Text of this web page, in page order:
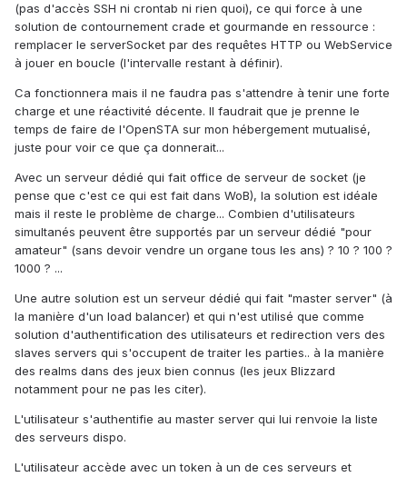
(pas d'accès SSH ni crontab ni rien quoi), ce qui force à une
solution de contournement crade et gourmande en ressource :
remplacer le serverSocket par des requêtes HTTP ou WebService
à jouer en boucle (l'intervalle restant à définir).
Ca fonctionnera mais il ne faudra pas s'attendre à tenir une forte
charge et une réactivité décente. Il faudrait que je prenne le
temps de faire de l'OpenSTA sur mon hébergement mutualisé,
juste pour voir ce que ça donnerait...
Avec un serveur dédié qui fait office de serveur de socket (je
pense que c'est ce qui est fait dans WoB), la solution est idéale
mais il reste le problème de charge... Combien d'utilisateurs
simultanés peuvent être supportés par un serveur dédié "pour
amateur" (sans devoir vendre un organe tous les ans) ? 10 ? 100 ?
1000 ? ...
Une autre solution est un serveur dédié qui fait "master server" (à
la manière d'un load balancer) et qui n'est utilisé que comme
solution d'authentification des utilisateurs et redirection vers des
slaves servers qui s'occupent de traiter les parties.. à la manière
des realms dans des jeux bien connus (les jeux Blizzard
notamment pour ne pas les citer).
L'utilisateur s'authentifie au master server qui lui renvoie la liste
des serveurs dispo.
L'utilisateur accède avec un token à un de ces serveurs et